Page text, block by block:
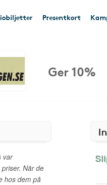
Presentkort
Ger 10%
var
När de
hos dem på